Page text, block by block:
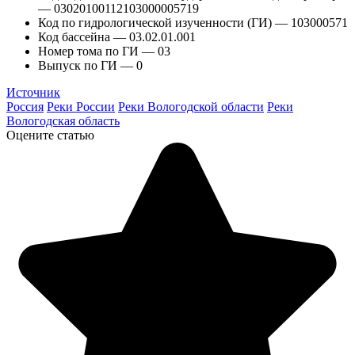
— 03020100112103000005719
Код по гидрологической изученности (ГИ) — 103000571
Код бассейна — 03.02.01.001
Номер тома по ГИ — 03
Выпуск по ГИ — 0
Источник
Россия Реки России Реки Вологодской области Реки
Вологодская область
Оцените статью